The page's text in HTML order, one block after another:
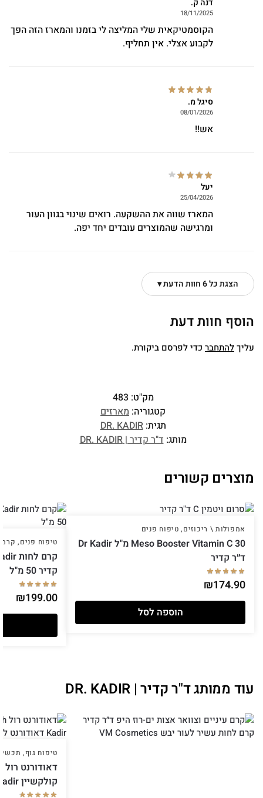
דנה ק.
18/11/2025
הקוסמטיקאית שלי המליצה לי בזמנו והמארז הזה הפך
לקבוע אצלי. אין תחליף.
סיגל מ.
08/01/2026
אש!!
יעל
25/04/2026
המארז שווה את ההשקעה. רואים שינוי בגוון העור
ומרגישה שהמוצרים עובדים יחד יפה.
הצגת כל 6 חוות הדעת ▾
הוסף חוות דעת
עליךלהתחבר כדי לפרסם ביקורת.
מק"ט: 483
קטגוריה: מארזים
תגית:DR. KADIR
מותג:ד"ר קדיר | DR. KADIR
מוצרים קשורים
אמפולות \ ריכוזים, טיפוח פנים
Meso Booster Vitamin C 30 מ"ל Dr Kadir
ד״ר קדיר
₪174.90
הוספה לסל
טיפוח פנים,
קדיר 50 מ"ל
₪199.00
עוד ממותג ד"ר קדיר | DR. KADIR
טיפוח גוף,
קולקשיין Dr Kadir ד״ר קדיר